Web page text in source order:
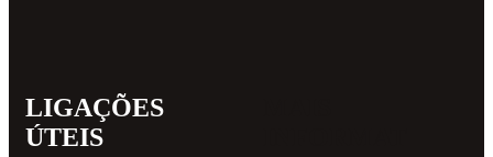
LIGAÇÕES
ÚTEIS